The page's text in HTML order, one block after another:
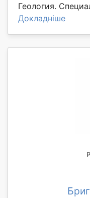
Геология.
Докладніше